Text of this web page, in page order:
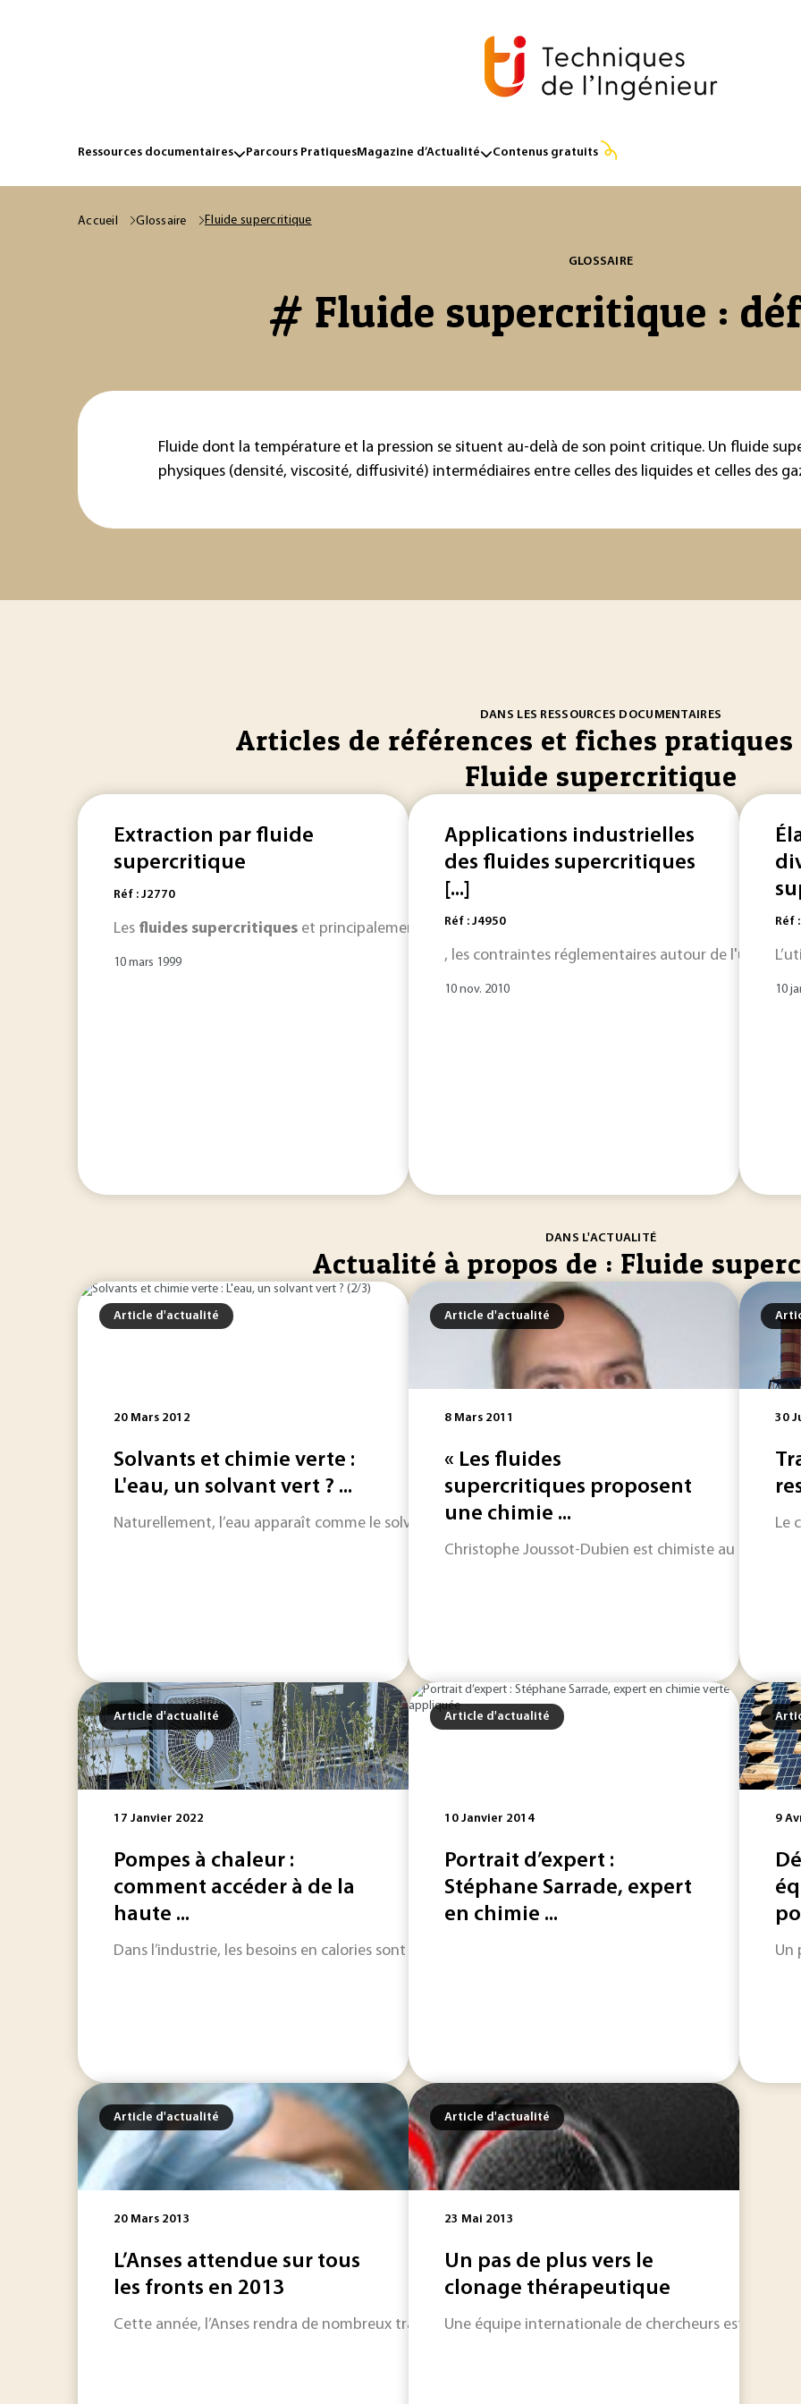
Ressources documentaires Parcours PratiquesMagazine d’Actualité Contenus gratuits
Accueil Glossaire Fluide supercritique
GLOSSAIRE
# Fluide supercritique :
Fluide dont la température et la pression se situent au-delà de son point critique. Un fluide
physiques (densité, viscosité, diffusivité) intermédiaires entre celles des liquides et celles des
DANS LES RESSOURCES DOCUMENTAIRES
Articles de références et fiches pratiques
Fluide supercritique
Extraction par fluide
supercritique
Réf : J2770
Les fluides supercritiques et principalement le dioxyde de carbone CO 2 sous pression (100... des
10 mars 1999
Applications industrielles
des fluides supercritiques
[...]
Réf : J4950
, les contraintes réglementaires autour de
10 nov. 2010
Réf
10
DANS L'ACTUALITÉ
Actualité à propos de : Fluide
Article d'actualité
20 Mars 2012
Solvants et chimie verte :
L'eau, un solvant vert ? ...
Naturellement, l’eau apparaît comme le solvant le plus vert qu’il soit. Bien qu'utilisée comme solvant
Article d'actualité
8 Mars 2011
« Les fluides
supercritiques proposent
une chimie ...
Christophe Joussot-Dubien est chimiste au CEA
30
Le
Article d'actualité
17 Janvier 2022
Pompes à chaleur :
comment accéder à de la
haute ...
Dans l’industrie, les besoins en calories sont importants. Pour en décarboner la production, les pompes
Article d'actualité
10 Janvier 2014
Portrait d’expert :
Stéphane Sarrade, expert
en chimie ...
9
Un
Article d'actualité
20 Mars 2013
L’Anses attendue sur tous
les fronts en 2013
Cette année, l’Anses rendra de nombreux travaux très attendus et lance pour les trois années à venir
Article d'actualité
23 Mai 2013
Un pas de plus vers le
clonage thérapeutique
Une équipe internationale de chercheurs est